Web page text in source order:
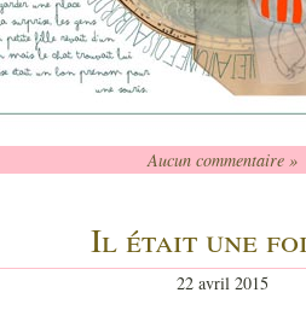
Aucun commentaire »
Il était une
22 avril 2015